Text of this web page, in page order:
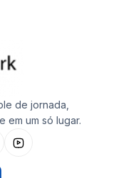
de jornada,
em um só lugar.